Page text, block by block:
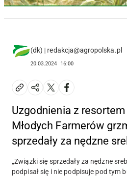
(dk) | redakcja@agropolska.pl
20.03.2024 16:00
Uzgodnienia z
Młodych Farmerów
sprzedały za nędzne
„Związki się sprzedały za nędzne
podpisał się i nie podpisuje pod tym